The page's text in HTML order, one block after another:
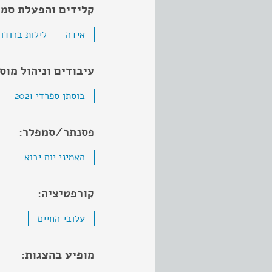
קלידים והפעלת
אידה לילות
עיבודים וניהול
בוסתן ספרדי 2021
פסנתר/סמפלר:
האמיני יום יבוא
קורפטיציה:
עלובי החיים
מופיע בהצגות: